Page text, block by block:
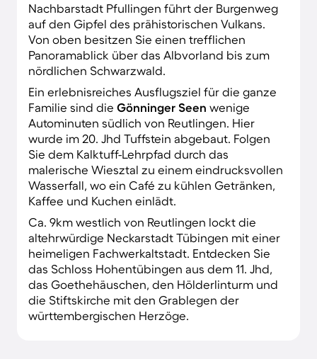
Nachbarstadt Pfullingen führt der Burgenweg
auf den Gipfel des prähistorischen Vulkans.
Von oben besitzen Sie einen trefflichen
Panoramablick über das Albvorland bis zum
nördlichen Schwarzwald.
Ein erlebnisreiches Ausflugsziel für die ganze
Familie sind die Gönninger Seen wenige
Autominuten südlich von Reutlingen. Hier
wurde im 20. Jhd Tuffstein abgebaut. Folgen
Sie dem Kalktuff-Lehrpfad durch das
malerische Wiesztal zu einem eindrucksvollen
Wasserfall, wo ein Café zu kühlen Getränken,
Kaffee und Kuchen einlädt.
Ca. 9km westlich von Reutlingen lockt die
altehrwürdige Neckarstadt Tübingen mit einer
heimeligen Fachwerkaltstadt. Entdecken Sie
das Schloss Hohentübingen aus dem 11. Jhd,
das Goethehäuschen, den Hölderlinturm und
die Stiftskirche mit den Grablegen der
württembergischen Herzöge.